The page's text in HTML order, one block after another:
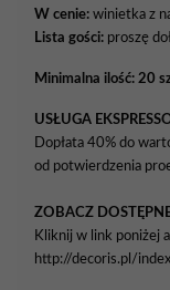
W cenie: winietka z
Lista gości: proszę
Minimalna ilość: 20
USŁUGA
Dopłata 40% do
od potwierdzenia
ZOBACZ
Kliknij w link poniżej
http://decoris.pl/